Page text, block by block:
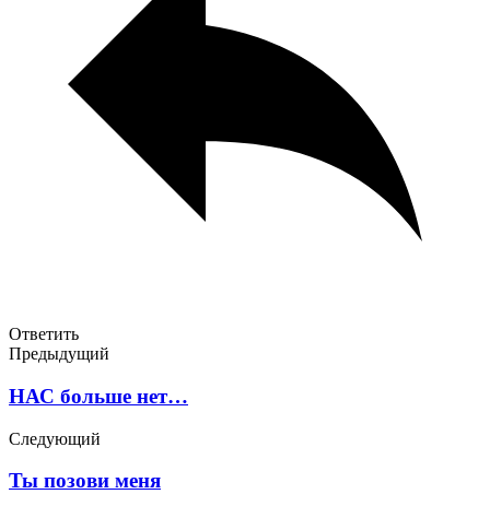
Ответить
Предыдущий
НАС больше нет…
Следующий
Ты позови меня